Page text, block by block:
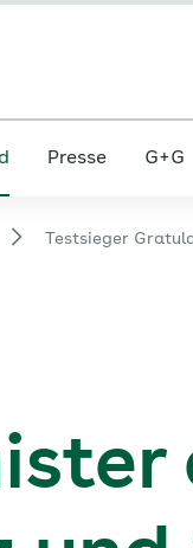
Presse G+G
Testsieger